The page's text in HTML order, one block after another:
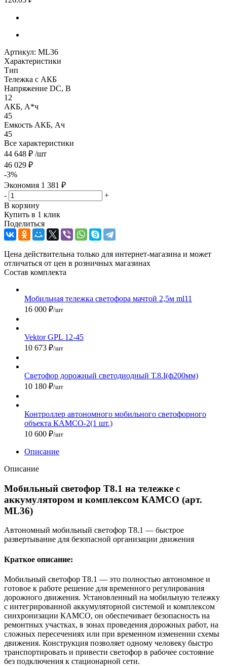
Артикул: ML36
Характеристики
Тип
Тележка с АКБ
Напряжение DC, В
12
АКБ, А*ч
45
Емкость АКБ, Ач
45
Все характеристики
44 648 ₽ /шт
46 029 ₽
-3%
Экономия 1 381 ₽
-
+
В корзину
Купить в 1 клик
Поделиться
Цена действительна только для интернет-магазина и может
отличаться от цен в розничных магазинах
Состав комплекта
Мобильная тележка светофора мачтой 2,5м ml11
16 000 ₽/шт
Vektor GPL 12-45
10 673 ₽/шт
Светофор дорожный светодиодный Т.8.I(ф200мм)
10 180 ₽/шт
Контроллер автономного мобильного светофорного
объекта КАМСО-2(1 шт.)
10 600 ₽/шт
Описание
Описание
Мобильный светофор T8.1 на тележке с
аккумулятором и комплексом КАМСО (арт.
ML36)
Автономный мобильный светофор T8.1 — быстрое
развертывание для безопасной организации движения
Краткое описание:
Мобильный светофор T8.1 — это полностью автономное и
готовое к работе решение для временного регулирования
дорожного движения. Установленный на мобильную тележку
с интегрированной аккумуляторной системой и комплексом
синхронизации КАМСО, он обеспечивает безопасность на
ремонтных участках, в зонах проведения дорожных работ, на
сложных пересечениях или при временном изменении схемы
движения. Конструкция позволяет одному человеку быстро
транспортировать и привести светофор в рабочее состояние
без подключения к стационарной сети.